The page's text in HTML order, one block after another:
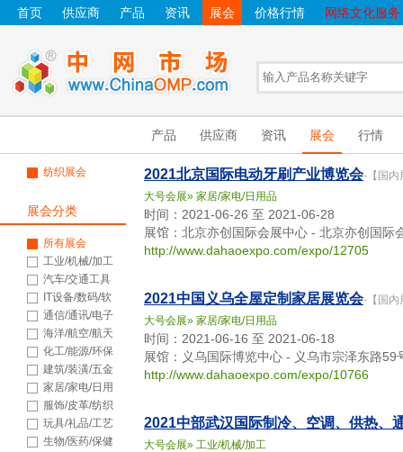
首页 供应商 产品 资讯 展会 价格行情 网络文化服务
产品 供应商 资讯 展会 行情
纺织展会
展会分类
所有展会
工业/机械/加工
汽车/交通工具
IT设备/数码/软
件 通信/通讯/电子
海洋/航空/航天
化工/能源/环保
建筑/装潢/五金
家居/家电/日用
品 服饰/皮革/纺织
玩具/礼品/工艺
品 生物/医药/保健
2021北京国际电动牙刷产业博览会-【国内
大号会展» 家居/家电/日用品
时间：2021-06-26 至 2021-06-28
展馆：北京亦创国际会展中心 - 北京亦创国际
http://www.dahaoexpo.com/expo/12705
2021中国义乌全屋定制家居展览会-【国内
大号会展» 家居/家电/日用品
时间：2021-06-16 至 2021-06-18
展馆：义乌国际博览中心 - 义乌市宗泽东路59
http://www.dahaoexpo.com/expo/10766
2021中部武汉国际制冷、空调、供热、
大号会展» 工业/机械/加工